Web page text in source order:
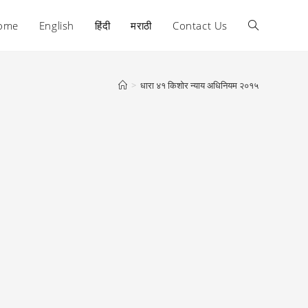
English हिंदी मराठी Contact Us Toggle
> धारा ४१ किशोर न्याय अधिनियम २०१५